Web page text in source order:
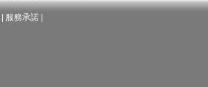
服務承諾